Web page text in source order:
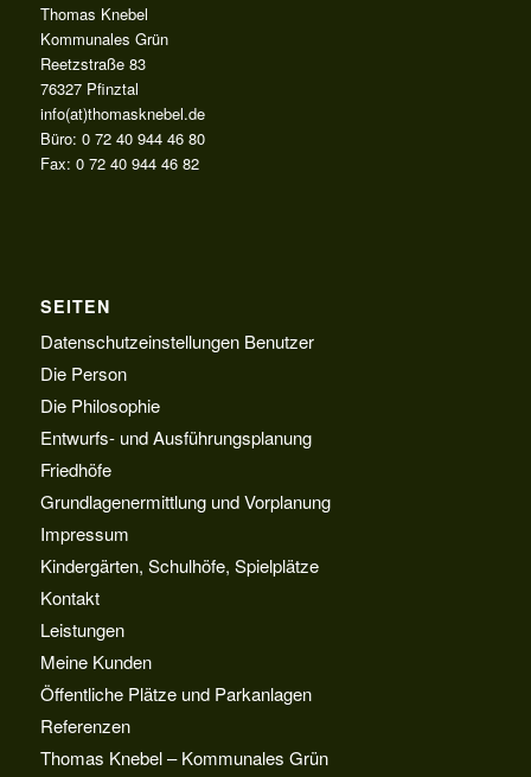
Thomas Knebel
Kommunales Grün
Reetzstraße 83
76327 Pfinztal
info(at)thomasknebel.de
Büro: 0 72 40 944 46 80
Fax: 0 72 40 944 46 82
SEITEN
Datenschutzeinstellungen Benutzer
Die Person
Die Philosophie
Entwurfs- und Ausführungsplanung
Friedhöfe
Grundlagenermittlung und Vorplanung
Impressum
Kindergärten, Schulhöfe, Spielplätze
Kontakt
Leistungen
Meine Kunden
Öffentliche Plätze und Parkanlagen
Referenzen
Thomas Knebel – Kommunales Grün